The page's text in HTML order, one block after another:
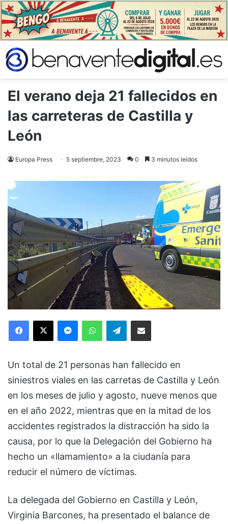
El verano deja 21 fallecidos en
las carreteras de Castilla y
León
Europa Press 5 septiembre, 2023 0 3 minutos leídos
Facebook
X MessengerWhatsAppTelegramCompartir via Email
Un total de 21 personas han fallecido en
siniestros viales en las carretas de Castilla y León
en los meses de julio y agosto, nueve menos que
en el año 2022, mientras que en la mitad de los
accidentes registrados la distracción ha sido la
causa, por lo que la Delegación del Gobierno ha
hecho un «llamamiento» a la ciudanía para
reducir el número de víctimas.
La delegada del Gobierno en Castilla y León,
Virginia Barcones, ha presentado el balance de